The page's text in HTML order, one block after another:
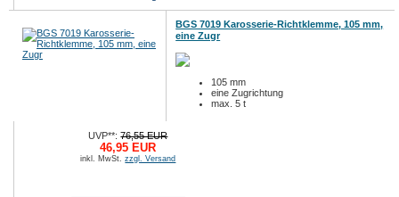
BGS 7019 Karosserie-Richtklemme, 105 mm,
eine Zugr
105 mm
eine Zugrichtung
max. 5 t
UVP**:76,55 EUR
46,95 EUR
inkl. MwSt.zzgl. Versand